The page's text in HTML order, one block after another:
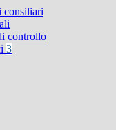
consiliari
controllo
3